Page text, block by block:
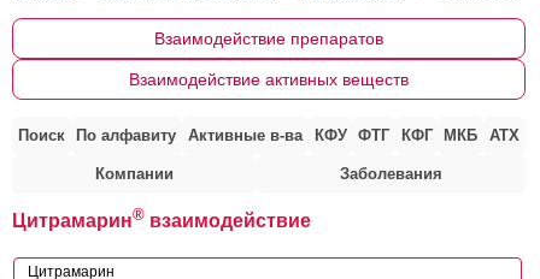
Взаимодействие препаратов
Взаимодействие активных веществ
Поиск По алфавиту Активные в-ва КФУ ФТГ КФГ МКБ АТХ
Компании Заболевания
Цитрамарин® взаимодействие